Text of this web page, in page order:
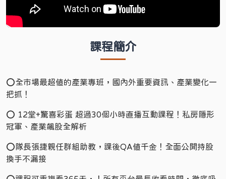
課程簡介
⭕️全市場最超值的產業專班，國內外重要資訊、產業變化一
把抓！
⭕️ 12堂+驚喜彩蛋 超過30個小時直播互動課程！私房隱形
冠軍、產業飆股全解析
⭕️隊長張捷親任群組助教，課後QA值千金！全面公開持股
換手不漏接